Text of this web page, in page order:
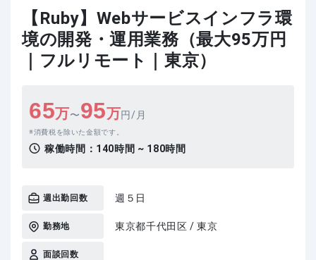
【Ruby】Webサービスインフラ環
境の開発・運用業務（最大95万円
｜フルリモート｜東京）
65万〜95万円/月
消費税を除いた金額です。
稼働時間： 140時間 ~ 180時間
週出勤回数 週５日
勤務地 東京都千代田区 / 東京
面談回数